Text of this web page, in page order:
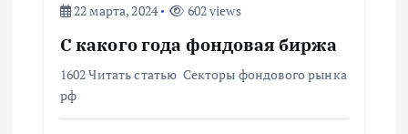
22 марта, 2024
602 views
С какого года фондовая биржа
1602 Читать статью Секторы фондового рынка
рф